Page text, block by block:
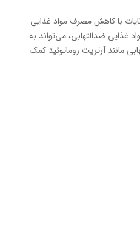
با کاهش مصرف مواد غذایی
غذایی ضدالتهابی، می‌تواند به
مانند آرتریت روماتوئید کمک